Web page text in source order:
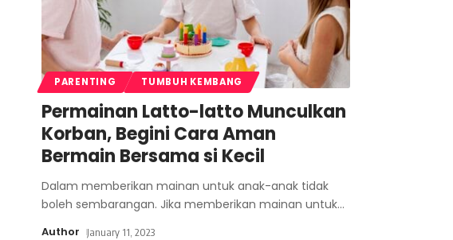
PARENTING TUMBUH KEMBANG
Permainan Latto-latto Munculkan
Korban, Begini Cara Aman
Bermain Bersama si Kecil
Dalam memberikan mainan untuk anak-anak tidak
boleh sembarangan. Jika memberikan mainan untuk…
Author January 11, 2023